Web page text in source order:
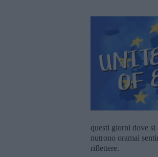
questi giorni dove
nutrono oramai
riflettere.